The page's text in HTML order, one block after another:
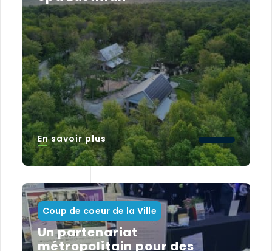
En savoir plus
Coup de coeur de la Ville
Un partenariat
métropolitain pour des